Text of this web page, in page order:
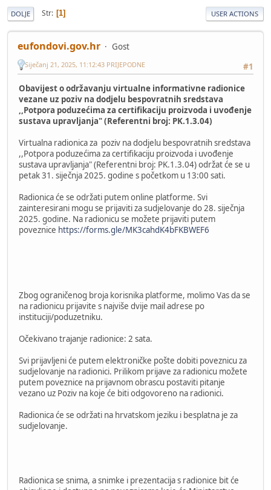
DOLJE Str 1 USER ACTIONS
eufondovi.gov.hr
Gost
#1
Siječanj 21, 2025, 11:12:43 PRIJEPODNE
Obavijest o održavanju virtualne informativne radionice
vezane uz poziv na dodjelu bespovratnih sredstava
,,Potpora poduzećima za certifikaciju proizvoda i uvođenje
sustava upravljanja" (Referentni broj: PK.1.3.04)
Virtualna radionica za poziv na dodjelu bespovratnih sredstava
,,Potpora poduzećima za certifikaciju proizvoda i uvođenje
sustava upravljanja" (Referentni broj: PK.1.3.04) održat će se u
petak 31. siječnja 2025. godine s početkom u 13:00 sati.
Radionica će se održati putem online platforme. Svi
zainteresirani mogu se prijaviti za sudjelovanje do 28. siječnja
2025. godine. Na radionicu se možete prijaviti putem
poveznice https://forms.gle/MK3cahdK4bFKBWEF6
Zbog ograničenog broja korisnika platforme, molimo Vas da se
na radionicu prijavite s najviše dvije mail adrese po
instituciji/poduzetniku.
Očekivano trajanje radionice: 2 sata.
Svi prijavljeni će putem elektroničke pošte dobiti poveznicu za
sudjelovanje na radionici. Prilikom prijave za radionicu možete
putem poveznice na prijavnom obrascu postaviti pitanje
vezano uz Poziv na koje će biti odgovoreno na radionici.
Radionica će se održati na hrvatskom jeziku i besplatna je za
sudjelovanje.
Radionica se snima, a snimke i prezentacija s radionice bit će